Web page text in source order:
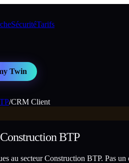
SécuritéTarifs
Twin
/CRM Client
Construction BTP
au secteurConstruction BTP. Pas